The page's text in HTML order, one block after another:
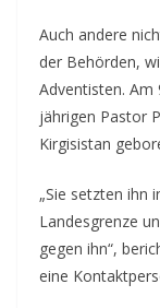
Auch andere
der Behörden,
Adventisten. Am
jährigen Pastor
Kirgisistan
„Sie setzten ihn
Landesgrenze
gegen ihn“,
eine